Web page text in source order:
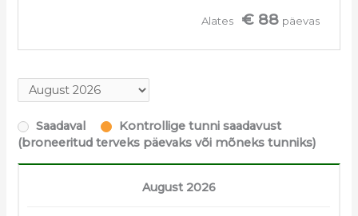
Alates € 88 päevas
Saadaval
Kontrollige tunni saadavust
(broneeritud terveks päevaks või mõneks tunniks)
August 2026